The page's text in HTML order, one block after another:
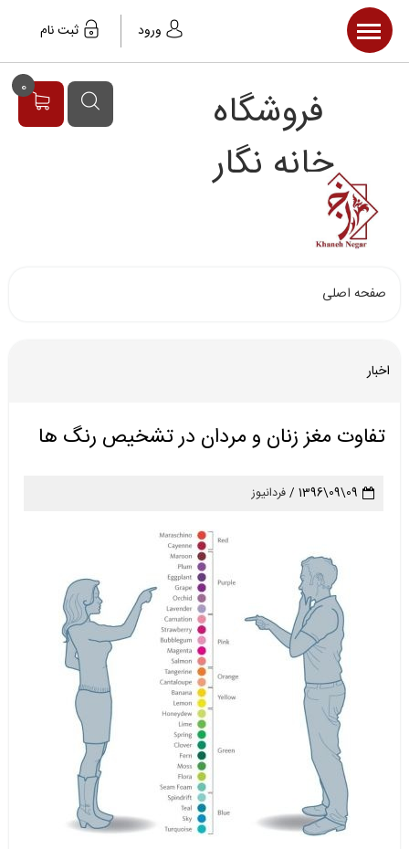
صفحه اصلی
محصولات
ورود ثبت نام
فروشگاه
خانه نگار
0
صفحه اصلی
اخبار
تفاوت مغز زنان و مردان در تشخیص رنگ ها
09\09\1396 / فردانیوز